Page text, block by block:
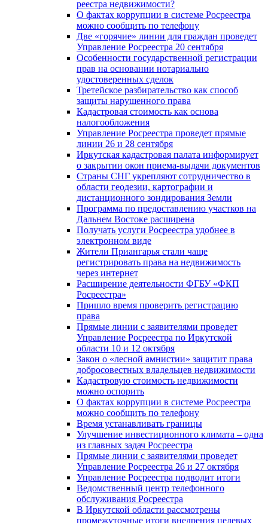
реестра недвижимости?
О фактах коррупции в системе Росреестра
можно сообщить по телефону
Две «горячие» линии для граждан проведет
Управление Росреестра 20 сентября
Особенности государственной регистрации
прав на основании нотариально
удостоверенных сделок
Третейское разбирательство как способ
защиты нарушенного права
Кадастровая стоимость как основа
налогообложения
Управление Росреестра проведет прямые
линии 26 и 28 сентября
Иркутская кадастровая палата информирует
о закрытии окон приема-выдачи документов
Страны СНГ укрепляют сотрудничество в
области геодезии, картографии и
дистанционного зондирования Земли
Программа по предоставлению участков на
Дальнем Востоке расширена
Получать услуги Росреестра удобнее в
электронном виде
Жители Приангарья стали чаще
регистрировать права на недвижимость
через интернет
Расширение деятельности ФГБУ «ФКП
Росреестра»
Пришло время проверить регистрацию
права
Прямые линии с заявителями проведет
Управление Росреестра по Иркутской
области 10 и 12 октября
Закон о «лесной амнистии» защитит права
добросовестных владельцев недвижимости
Кадастровую стоимость недвижимости
можно оспорить
О фактах коррупции в системе Росреестра
можно сообщить по телефону
Время устанавливать границы
Улучшение инвестиционного климата – одна
из главных задач Росреестра
Прямые линии с заявителями проведет
Управление Росреестра 26 и 27 октября
Управление Росреестра подводит итоги
Ведомственный центр телефонного
обслуживания Росреестра
В Иркутской области рассмотрены
промежуточные итоги внедрения целевых